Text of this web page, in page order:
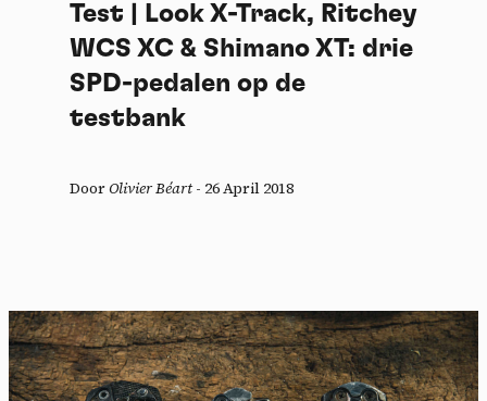
Test | Look X-Track, Ritchey
WCS XC & Shimano XT: drie
SPD-pedalen op de
testbank
DoorOlivier Béart- 26 April 2018